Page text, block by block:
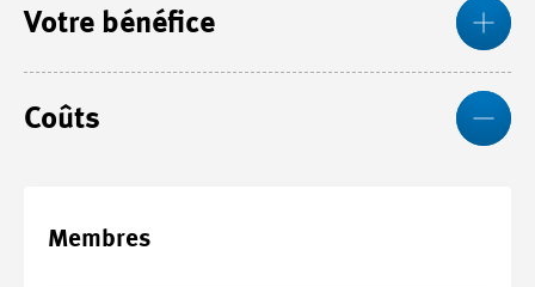
Votre bénéfice
Coûts
Membres